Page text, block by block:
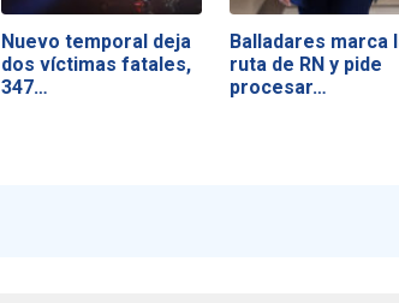
Nuevo temporal deja
dos víctimas fatales,
347…
Balladares marca
ruta de RN y pide
procesar…